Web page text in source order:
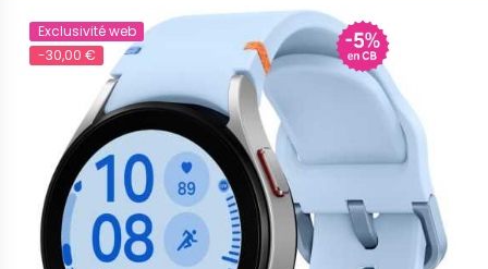
Galaxy neufs
Galaxy Z Fold8 - Neuf
pour le moment...
Tous les Samsung Galaxy neufs
SAMSUNG Galaxy Z Flip8 - Neuf
Indisponible pour le moment...
Exclusivité web
-30,00 €